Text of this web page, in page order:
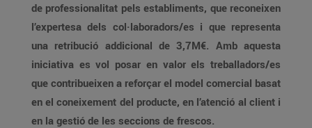
de professionalitat pels establiments, que reconeixen
l’expertesa dels col·laboradors/es i que representa
una retribució addicional de 3,7M€. Amb aquesta
iniciativa es vol posar en valor els treballadors/es
que contribueixen a reforçar el model comercial basat
en el coneixement del producte, en l’atenció al client i
en la gestió de les seccions de frescos.